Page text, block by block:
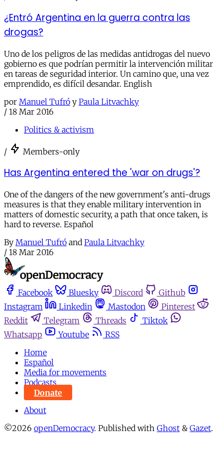
¿Entró Argentina en la guerra contra las
drogas?
Uno de los peligros de las medidas antidrogas del nuevo
gobierno es que podrían permitir la intervención militar
en tareas de seguridad interior. Un camino que, una vez
emprendido, es difícil desandar. English
por Manuel Tufró y Paula Litvachky
/ 18 Mar 2016
Politics & activism
/ Members-only
Has Argentina entered the 'war on drugs'?
One of the dangers of the new government's anti-drugs
measures is that they enable military intervention in
matters of domestic security, a path that once taken, is
hard to reverse. Español
By Manuel Tufró and Paula Litvachky
/ 18 Mar 2016
Facebook Bluesky Discord
Github
Instagram
Linkedin Mastodon
Pinterest
Reddit
Telegram Threads
Tiktok
Whatsapp
Youtube
RSS
Home
Español
Media for movements
Podcasts
Donate
About
©2026 openDemocracy. Published with Ghost & Gazet.